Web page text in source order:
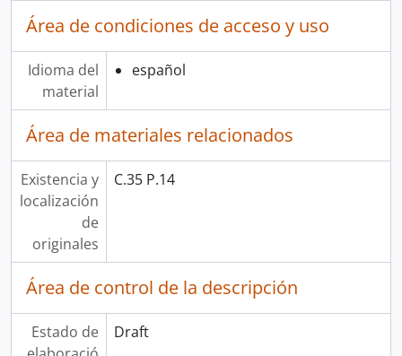
Área de condiciones de acceso y uso
Idioma del
material
español
Área de materiales relacionados
Existencia y
localización
de
originales
C.35 P.14
Área de control de la descripción
Estado de
Draft